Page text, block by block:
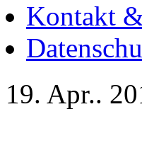
Kontakt
19. Apr..